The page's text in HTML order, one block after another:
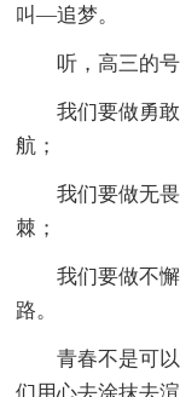
叫—追梦。
听，高三的
我们要做勇
航；
我们要做无
棘；
我们要做不
路。
青春不是可